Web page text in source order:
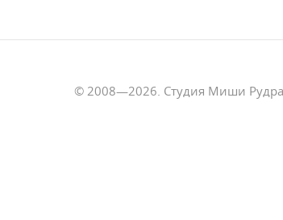
© 2008—2026. Студия Миши